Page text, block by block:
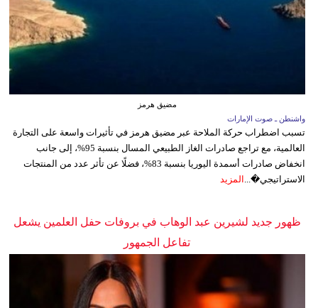
مضيق هرمز
واشنطن ـ صوت الإمارات
تسبب اضطراب حركة الملاحة عبر مضيق هرمز في تأثيرات واسعة على التجارة
العالمية، مع تراجع صادرات الغاز الطبيعي المسال بنسبة 95%، إلى جانب
انخفاض صادرات أسمدة اليوريا بنسبة 83%، فضلًا عن تأثر عدد من المنتجات
الاستراتيجي�... المزيد
ظهور جديد لشيرين عبد الوهاب في بروفات حفل العلمين يشعل
تفاعل الجمهور